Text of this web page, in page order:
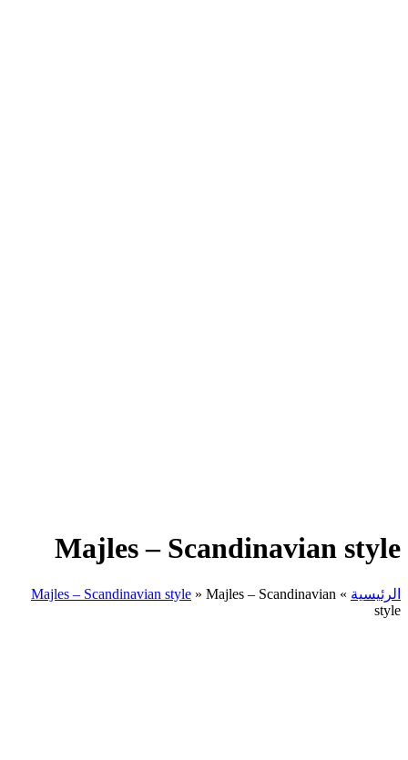
Majles – Scandinavian style
الرئيسية »
Majles – Scandinavian style » Majles – Scandinavian
style